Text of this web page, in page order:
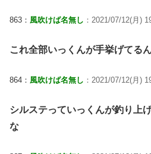
863： 風吹けば名無し ：2021/07/12(月)
これ全部いっくんが手挙げてる
864： 風吹けば名無し ：2021/07/12(月)
シルステっていっくんが釣り上
な